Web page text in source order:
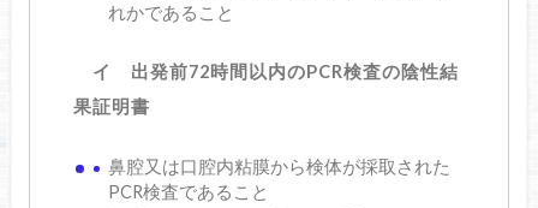
れかであること
イ 出発前72時間以内のPCR検査の陰性結
果証明書
鼻腔又は口腔内粘膜から検体が採取された
PCR検査であること